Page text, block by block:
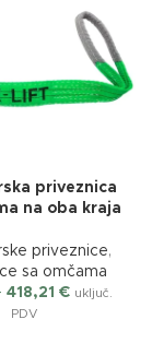
priveznica
na oba kraja
priveznice,
sa omčama
418,21 € uključ.
PDV